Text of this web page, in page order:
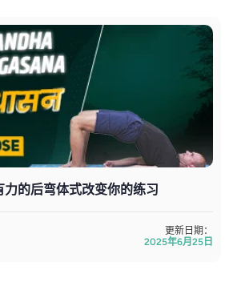
的后弯体式改变你的练习
更新日期：
2025年6月25日